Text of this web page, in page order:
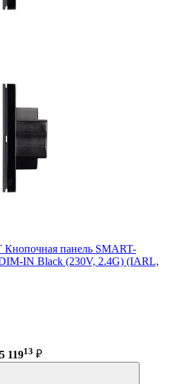
панель SMART-
IN Black (230V, 2.4G) (IARL,
5 11913 ₽